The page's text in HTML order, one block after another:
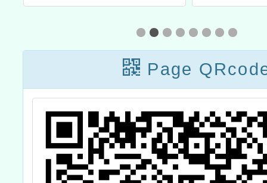
培訓研習營」
案」教
Page